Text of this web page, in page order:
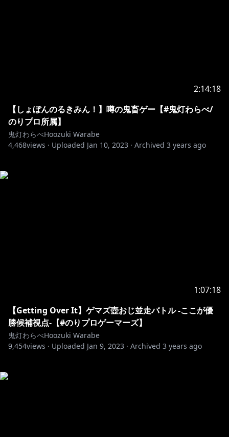
2:14:18
【しょぼんのるきみん！】噂の鬼畜ゲー【#鬼灯わらべ/
のりプロ所属】
鬼灯わらべHoozuki Warabe
4,468views · Uploaded Jan 10, 2023 · Archived 3 years ago
1:07:18
【Getting Over It】ゲマズ壺おじ並走バトル -ここが優
勝候補視点-【#のりプロゲーマーズ】
鬼灯わらべHoozuki Warabe
9,454views · Uploaded Jan 9, 2023 · Archived 3 years ago